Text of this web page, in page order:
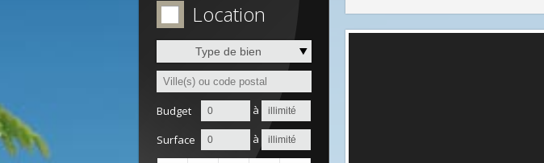
Location
Type de bien
Budget à
Surface à